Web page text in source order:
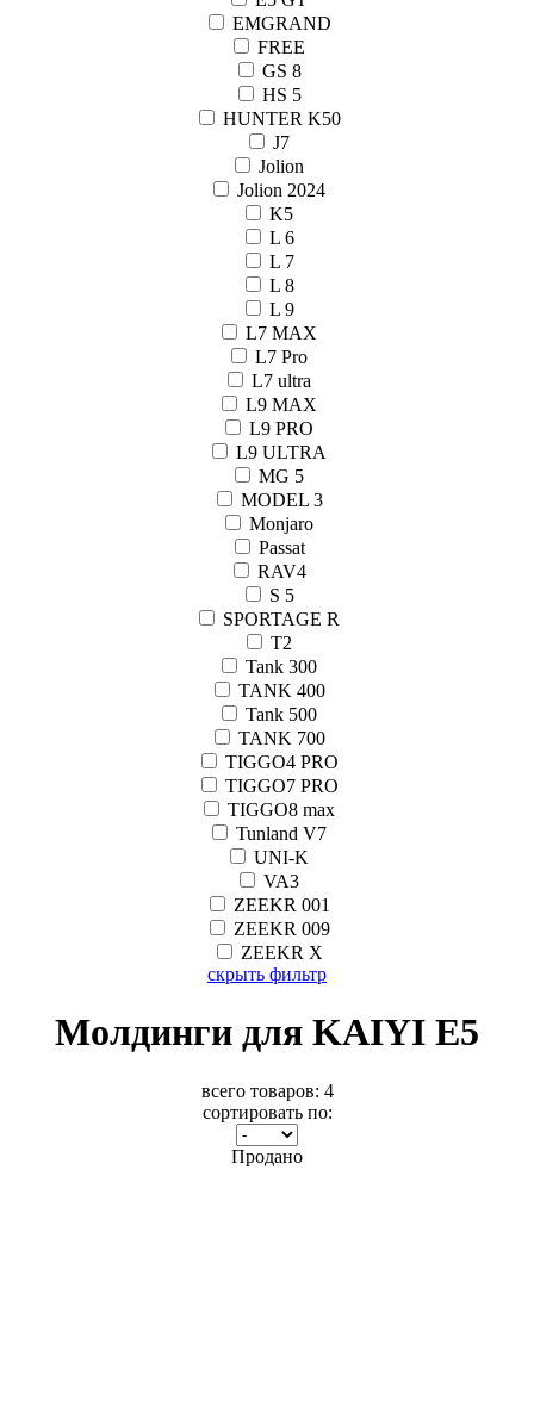
EMGRAND
FREE
GS 8
HS 5
HUNTER K50
J7
Jolion
Jolion 2024
K5
L 6
L 7
L 8
L 9
L7 MAX
L7 Pro
L7 ultra
L9 MAX
L9 PRO
L9 ULTRA
MG 5
MODEL 3
Monjaro
Passat
RAV4
S 5
SPORTAGE R
T2
Tank 300
TANK 400
Tank 500
TANK 700
TIGGO4 PRO
TIGGO7 PRO
TIGGO8 max
Tunland V7
UNI-K
VA3
ZEEKR 001
ZEEKR 009
ZEEKR X
скрыть фильтр
Молдинги для KAIYI E5
всего товаров: 4
сортировать по:
Продано